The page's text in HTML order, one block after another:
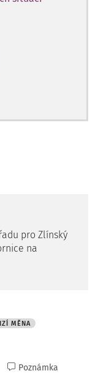
pro Zlínský
na
MĚNA
Poznámka